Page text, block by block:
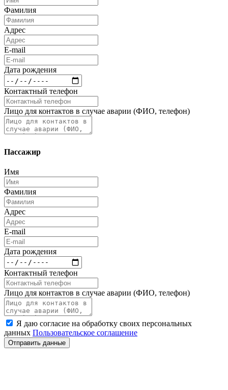
Фамилия
Адрес
E-mail
Дата рождения
Контактный телефон
Лицо для контактов в случае аварии (ФИО, телефон)
Пассажир
Имя
Фамилия
Адрес
E-mail
Дата рождения
Контактный телефон
Лицо для контактов в случае аварии (ФИО, телефон)
Я даю согласие на обработку своих персональных
данных Пользовательское соглашение
Отправить данные